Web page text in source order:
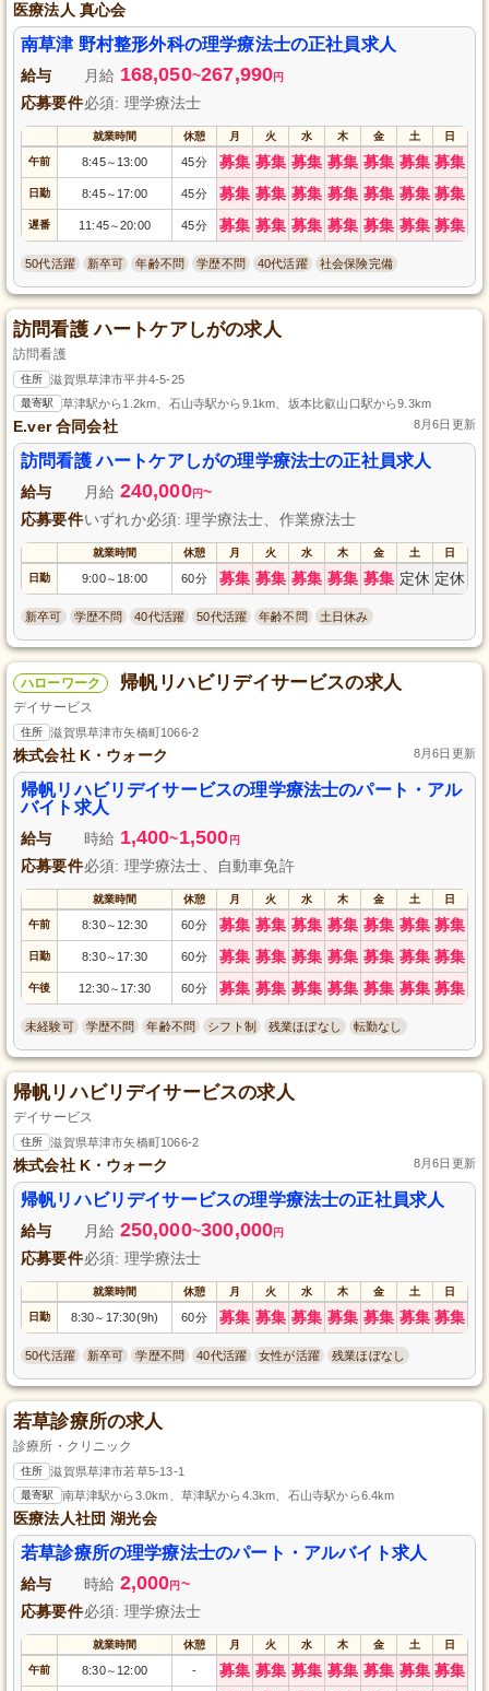
医療法人 真心会
南草津 野村整形外科の理学療法士の正社員求人
給与 月給 168,050~267,990円
応募要件必須: 理学療法士
就業時間 休憩 月 火 水 木 金 土 日
午前 8:45～ 13:00 45分 募集 募集 募集 募集 募集 募集 募集
日勤 8:45～ 17:00 45分 募集 募集 募集 募集 募集 募集 募集
遅番 11:45～20:00 45分 募集 募集 募集 募集 募集 募集 募集
50代活躍 新卒可 年齢不問 学歴不問 40代活躍 社会保険完備
訪問看護 ハートケアしがの求人
訪問看護
住所 滋賀県草津市平井4-5-25
最寄駅 草津駅から1.2km、石山寺駅から9.1km、坂本比叡山口駅から9.3km
E.ver 合同会社 8月6日更新
訪問看護 ハートケアしがの理学療法士の正社員求人
給与 月給 240,000円~
応募要件いずれか必須: 理学療法士、作業療法士
就業時間 休憩 月 火 水 木 金 土 日
日勤 9:00～ 18:00 60分 募集 募集 募集 募集 募集 定休 定休
新卒可 学歴不問 40代活躍 50代活躍 年齢不問 土日休み
ハローワーク 帰帆リハビリデイサービスの求人
デイサービス
住所 滋賀県草津市矢橋町1066-2
株式会社 K・ウォーク 8月6日更新
帰帆リハビリデイサービスの理学療法士のパート・アル
バイト求人
給与 時給 1,400~1,500 円
応募要件必須: 理学療法士、自動車免許
就業時間 休憩 月 火 水 木 金 土 日
午前 8:30～ 12:30 60分 募集 募集 募集 募集 募集 募集 募集
日勤 8:30～ 17:30 60分 募集 募集 募集 募集 募集 募集 募集
午後 12:30～ 17:30 60分 募集 募集 募集 募集 募集 募集 募集
未経験可 学歴不問 年齢不問 シフト制 残業ほぼなし 転勤なし
帰帆リハビリデイサービスの求人
デイサービス
住所 滋賀県草津市矢橋町1066-2
株式会社 K・ウォーク 8月6日更新
帰帆リハビリデイサービスの理学療法士の正社員求人
給与 月給 250,000~300,000円
応募要件必須: 理学療法士
就業時間 休憩 月 火 水 木 金 土 日
日勤 8:30～ 17:30(9h) 60分 募集 募集 募集 募集 募集 募集 募集
50代活躍 新卒可 学歴不問 40代活躍 女性が活躍 残業ほぼなし
若草診療所の求人
診療所・クリニック
住所 滋賀県草津市若草5-13-1
最寄駅 南草津駅から3.0km、草津駅から4.3km、石山寺駅から6.4km
医療法人社団 湖光会
若草診療所の理学療法士のパート・アルバイト求人
給与 時給 2,000円 ~
応募要件必須: 理学療法士
就業時間 休憩 月 火 水 木 金 土 日
午前 8:30～ 12:00 - 募集 募集 募集 募集 募集 募集 募集